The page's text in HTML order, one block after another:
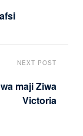
NEXT POST
maji Ziwa
Victoria